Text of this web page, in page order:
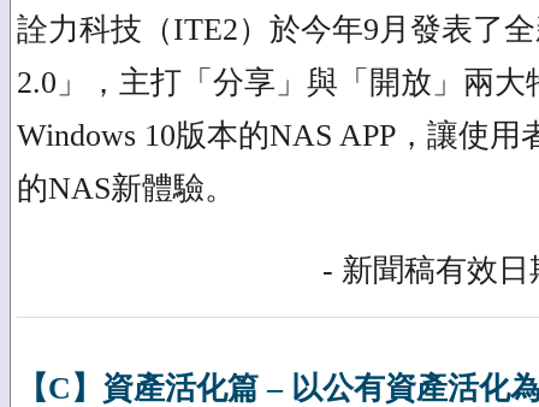
詮力科技（ITE2）於今年9月發表了
2.0」，主打「分享」與「開放」兩
Windows 10版本的NAS APP，讓使
的NAS新體驗。
- 新聞稿有效日
【C】資產活化篇 – 以公有資產活化